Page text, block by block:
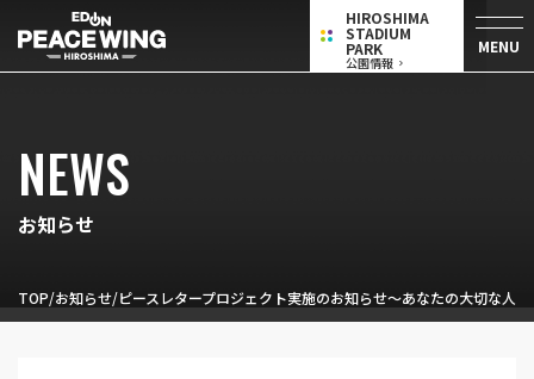
HIROSHIMA
STADIUM
PARK
公園情報
MENU
NEWS
お知らせ
TOP お知らせ ピースレタープロジェクト実施のお知らせ～あなたの大切な人